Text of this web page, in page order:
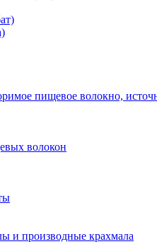
пищевое волокно,
волокон
и производные крахмала